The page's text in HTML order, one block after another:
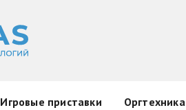
Игровые приставки Оргтехника